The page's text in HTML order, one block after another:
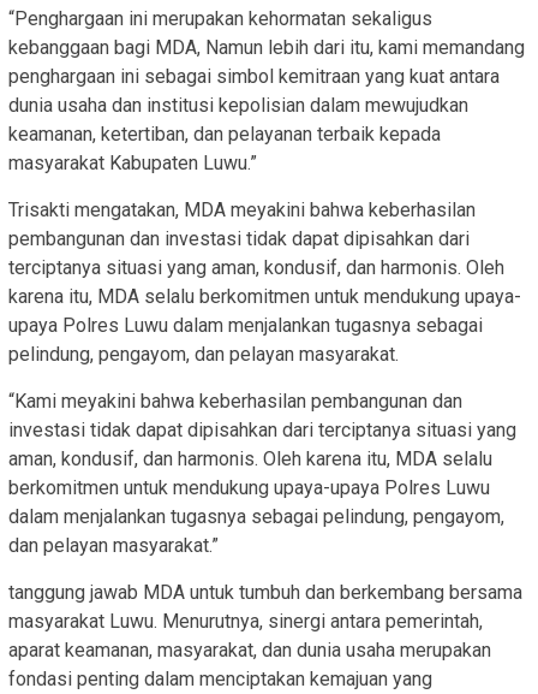
“Penghargaan ini merupakan kehormatan sekaligus
kebanggaan bagi MDA, Namun lebih dari itu, kami memandang
penghargaan ini sebagai simbol kemitraan yang kuat antara
dunia usaha dan institusi kepolisian dalam mewujudkan
keamanan, ketertiban, dan pelayanan terbaik kepada
masyarakat Kabupaten Luwu.”
Trisakti mengatakan, MDA meyakini bahwa keberhasilan
pembangunan dan investasi tidak dapat dipisahkan dari
terciptanya situasi yang aman, kondusif, dan harmonis. Oleh
karena itu, MDA selalu berkomitmen untuk mendukung upaya-
upaya Polres Luwu dalam menjalankan tugasnya sebagai
pelindung, pengayom, dan pelayan masyarakat.
“Kami meyakini bahwa keberhasilan pembangunan dan
investasi tidak dapat dipisahkan dari terciptanya situasi yang
aman, kondusif, dan harmonis. Oleh karena itu, MDA selalu
berkomitmen untuk mendukung upaya-upaya Polres Luwu
dalam menjalankan tugasnya sebagai pelindung, pengayom,
dan pelayan masyarakat.”
tanggung jawab MDA untuk tumbuh dan berkembang bersama
masyarakat Luwu. Menurutnya, sinergi antara pemerintah,
aparat keamanan, masyarakat, dan dunia usaha merupakan
fondasi penting dalam menciptakan kemajuan yang